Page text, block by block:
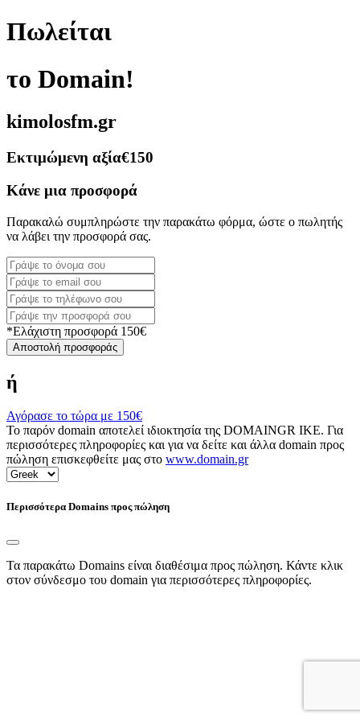
Πωλείται
το Domain!
kimolosfm.gr
Εκτιμώμενη αξία€150
Κάνε μια προσφορά
Παρακαλώ συμπληρώστε την παρακάτω φόρμα, ώστε ο πωλητής
να λάβει την προσφορά σας.
*Ελάχιστη προσφορά 150€
Αποστολή προσφοράς
ή
Αγόρασε το τώρα με 150€
Το παρόν domain αποτελεί ιδιοκτησία της DOMAINGR ΙΚΕ. Για
περισσότερες πληροφορίες και για να δείτε και άλλα domain προς
πώληση επισκεφθείτε μας στο www.domain.gr
Περισσότερα Domains προς πώληση
Τα παρακάτω Domains είναι διαθέσιμα προς πώληση. Κάντε κλικ
στον σύνδεσμο του domain για περισσότερες πληροφορίες.